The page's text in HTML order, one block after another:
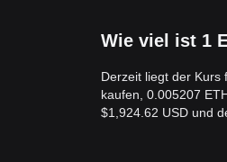
Wie viel ist 1
Derzeit liegt der Kurs
kaufen, 0.005207
$1,924.62 USD und